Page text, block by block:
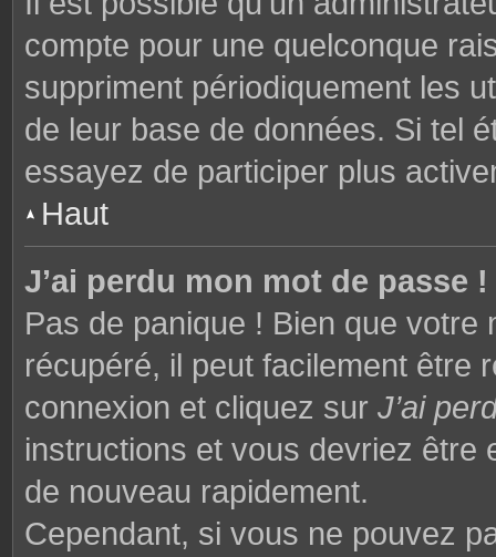
compte pour une quelconque
suppriment périodiquement les
de leur base de données. Si tel
essayez de participer plus
Haut
J’ai perdu mon mot de passe !
Pas de panique ! Bien que
récupéré, il peut facilement être
connexion et cliquez sur J’ai
instructions et vous devriez être
de nouveau rapidement.
Cependant, si vous ne pouvez